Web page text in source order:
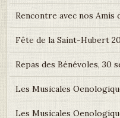
Rencontre avec nos Amis
Fête de la Saint-Hubert
Repas des Bénévoles, 30
Les Musicales
Les Musicales